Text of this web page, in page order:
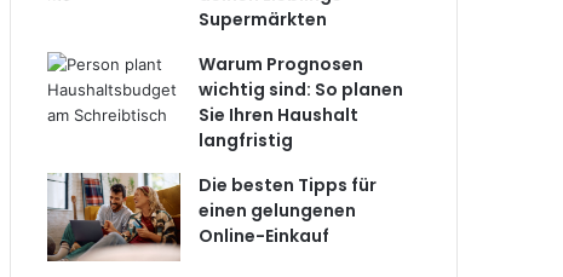
Supermärkten
Warum Prognosen
wichtig sind: So planen
Sie Ihren Haushalt
langfristig
Die besten Tipps für
einen gelungenen
Online-Einkauf